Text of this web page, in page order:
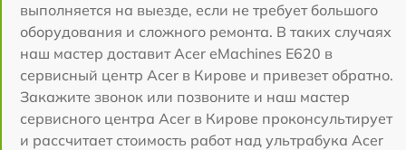
выполняется на выезде, если не требует большого
оборудования и сложного ремонта. В таких случаях
наш мастер доставит Acer eMachines E620 в
сервисный центр Acer в Кирове и привезет обратно.
Закажите звонок или позвоните и наш мастер
сервисного центра Acer в Кирове проконсультирует
и рассчитает стоимость работ над ультрабука Acer